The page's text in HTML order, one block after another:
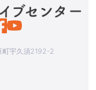
町宇久須2192-2